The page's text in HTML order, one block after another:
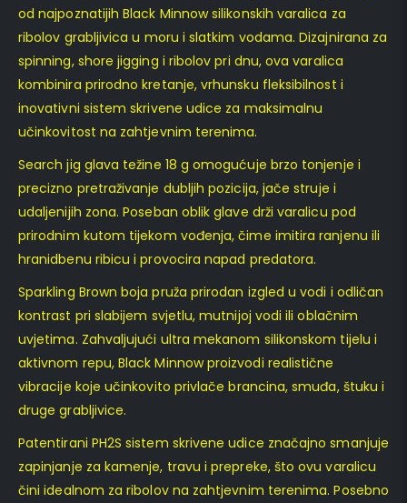
od najpoznatijih Black Minnow silikonskih varalica za
ribolov grabljivica u moru i slatkim vodama. Dizajnirana za
spinning, shore jigging i ribolov pri dnu, ova varalica
kombinira prirodno kretanje, vrhunsku fleksibilnost i
inovativni sistem skrivene udice za maksimalnu
učinkovitost na zahtjevnim terenima.
Search jig glava težine 18 g omogućuje brzo tonjenje i
precizno pretraživanje dubljih pozicija, jače struje i
udaljenijih zona. Poseban oblik glave drži varalicu pod
prirodnim kutom tijekom vođenja, čime imitira ranjenu ili
hranidbenu ribicu i provocira napad predatora.
Sparkling Brown boja pruža prirodan izgled u vodi i odličan
kontrast pri slabijem svjetlu, mutnijoj vodi ili oblačnim
uvjetima. Zahvaljujući ultra mekanom silikonskom tijelu i
aktivnom repu, Black Minnow proizvodi realistične
vibracije koje učinkovito privlače brancina, smuđa, štuku i
druge grabljivice.
Patentirani PH2S sistem skrivene udice značajno smanjuje
zapinjanje za kamenje, travu i prepreke, što ovu varalicu
čini idealnom za ribolov na zahtjevnim terenima. Posebno